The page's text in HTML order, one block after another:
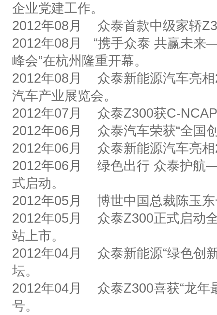
企业党建工作。
2012年08月 众泰首款中级家轿
2012年08月 “携手众泰 共赢未来
峰会”在杭州隆重开幕。
2012年08月 众泰新能源汽车亮相
汽车产业展览会。
2012年07月 众泰Z300获C-NCAP
2012年06月 众泰汽车荣获“全国
2012年06月 众泰新能源汽车亮相
2012年06月 绿色出行 众泰护航
式启动。
2012年05月
博世中国总裁陈玉
2012年05月 众泰Z300正式启动
站上市。
2012年04月 众泰新能源“绿色创
坛。
2012年04月 众泰Z300喜获“龙年
号。